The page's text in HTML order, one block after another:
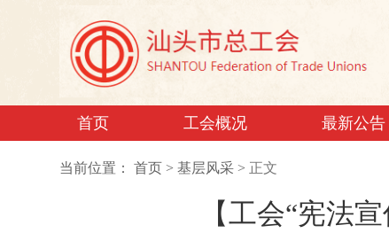
首页 工会概况 最新公告
当前位置： 首页 > 基层风采 > 正文
【工会“宪法